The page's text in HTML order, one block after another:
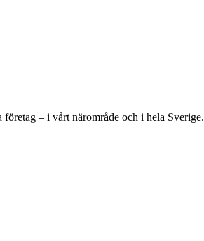
– i vårt närområde och i hela Sverige.